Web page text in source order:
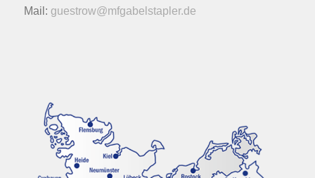
Mail: guestrow@mfgabelstapler.de